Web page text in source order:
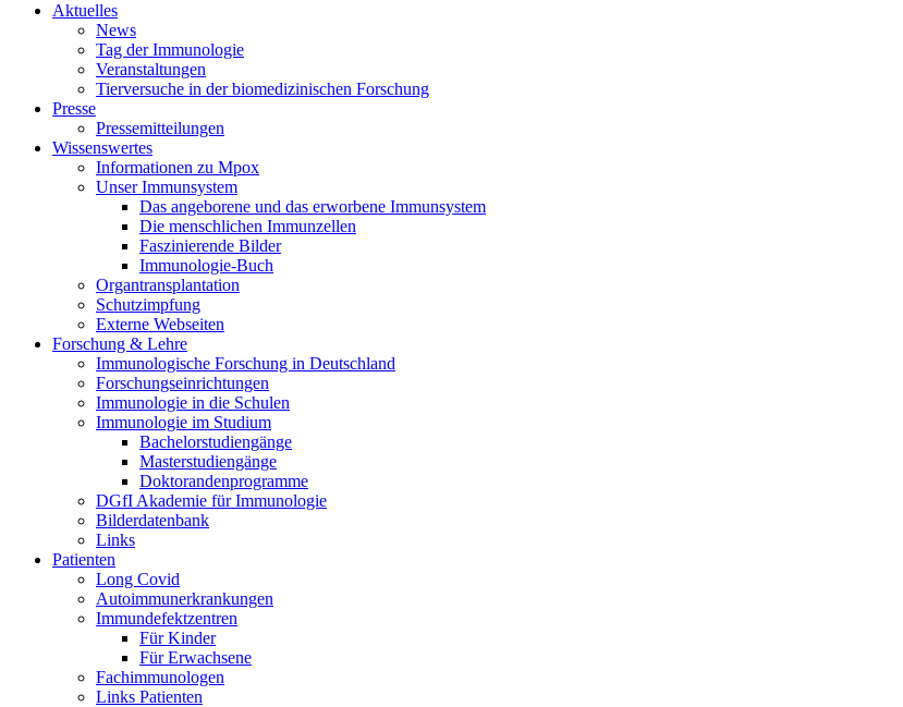
Aktuelles
News
Tag der Immunologie
Veranstaltungen
Tierversuche in der biomedizinischen Forschung
Presse
Pressemitteilungen
Wissenswertes
Informationen zu Mpox
Unser Immunsystem
Das angeborene und das erworbene Immunsystem
Die menschlichen Immunzellen
Faszinierende Bilder
Immunologie-Buch
Organtransplantation
Schutzimpfung
Externe Webseiten
Forschung & Lehre
Immunologische Forschung in Deutschland
Forschungseinrichtungen
Immunologie in die Schulen
Immunologie im Studium
Bachelorstudiengänge
Masterstudiengänge
Doktorandenprogramme
DGfI Akademie für Immunologie
Bilderdatenbank
Links
Patienten
Long Covid
Autoimmunerkrankungen
Immundefektzentren
Für Kinder
Für Erwachsene
Fachimmunologen
Links Patienten